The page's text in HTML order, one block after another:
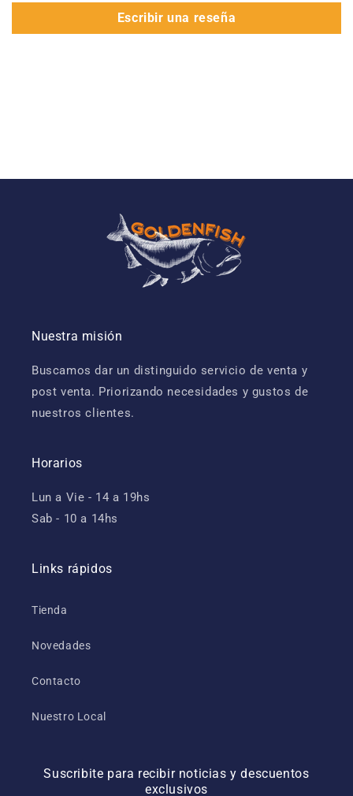
Escribir una reseña
Nuestra misión
Buscamos dar un distinguido servicio de venta y
post venta. Priorizando necesidades y gustos de
nuestros clientes.
Horarios
Lun a Vie - 14 a 19hs
Sab - 10 a 14hs
Links rápidos
Tienda
Novedades
Contacto
Nuestro Local
Suscribite para recibir noticias y descuentos
exclusivos